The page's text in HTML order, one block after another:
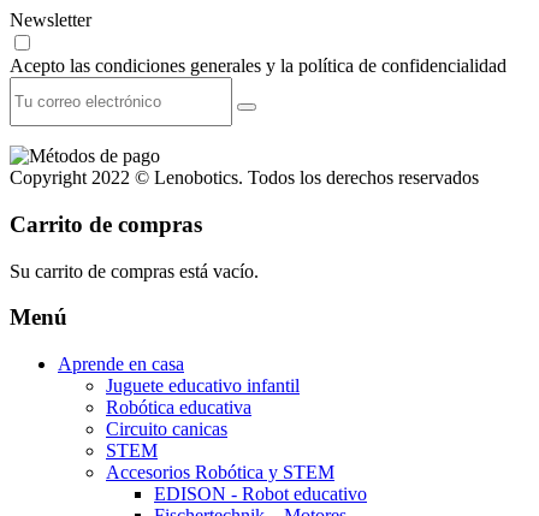
Newsletter
Acepto las condiciones generales y la política de confidencialidad
Copyright 2022 © Lenobotics. Todos los derechos reservados
Carrito de compras
Su carrito de compras está vacío.
Menú
Aprende en casa
Juguete educativo infantil
Robótica educativa
Circuito canicas
STEM
Accesorios Robótica y STEM
EDISON - Robot educativo